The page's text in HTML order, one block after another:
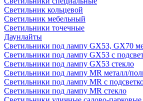
Светильник кольцевой
Светильник мебельный
Светильники точечные
Даунлайты
Светильники под лампу GX53, GX70
Светильники под лампу GX53 с
Светильники под лампу GX53 стекло
Светильники под лампу MR металл/
Светильники под лампу MR с
Светильники под лампу MR стекло